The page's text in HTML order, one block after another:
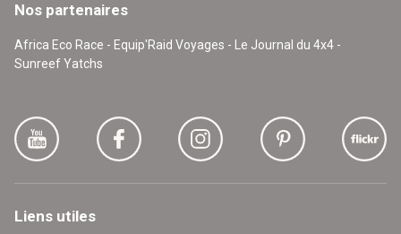
Nos partenaires
Africa Eco Race - Equip'Raid Voyages - Le Journal du 4x4 -
Sunreef Yatchs
Liens utiles